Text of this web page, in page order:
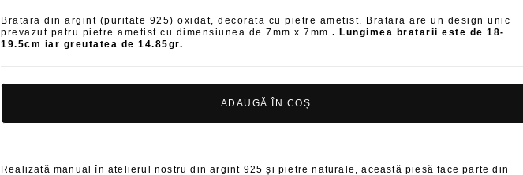
Bratara din argint (puritate 925) oxidat, decorata cu pietre ametist. Bratara are un design unic
prevazut patru pietre ametist cu dimensiunea de 7mm x 7mm . Lungimea bratarii este de 18-
19.5cm iar greutatea de 14.85gr.
ADAUGĂ ÎN COȘ
Realizată manual în atelierul nostru din argint 925 și pietre naturale, această piesă face parte din